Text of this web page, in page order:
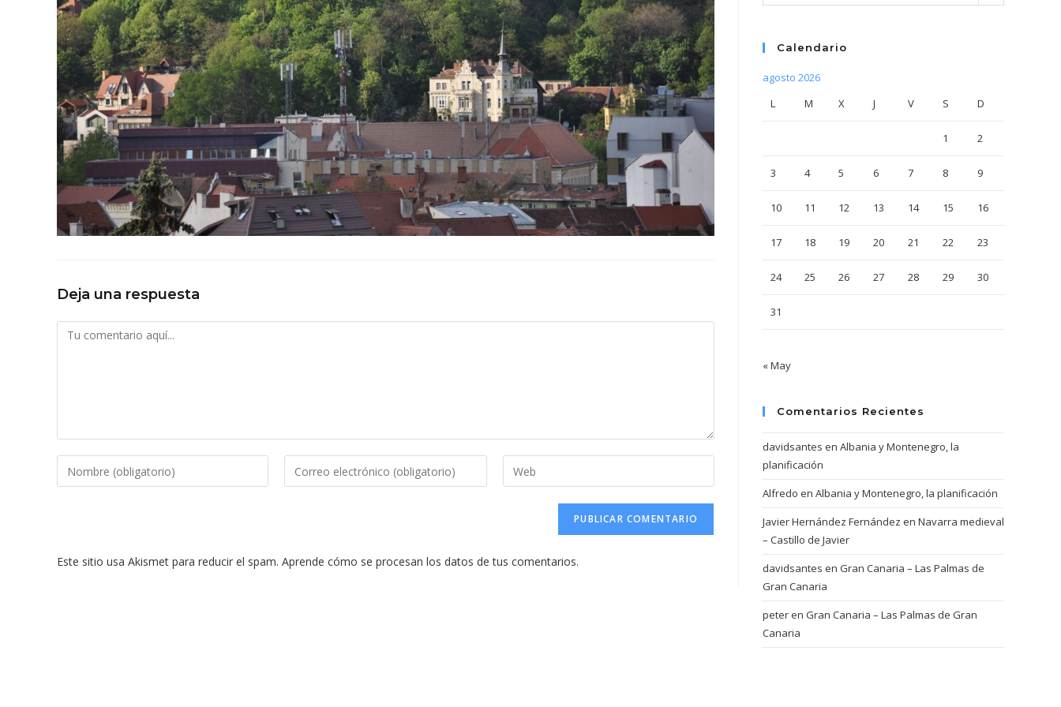
Deja una respuesta
Comentario
Introduce
tu
de
Introduce
tu
electrónico
Introduce
la
web
Este sitio usa Akismet para reducir el spam. Aprende cómo se procesan los datos de tus comentarios.
Calendario
agosto 2026
L
M X J V S D
1 2
3 4 5 6 7 8 9
10 11 12 13 14 15 16
17 18 19 20 21 22 23
24 25 26 27 28 29 30
31
« May
Comentarios Recientes
davidsantes en Albania y Montenegro, la
planificación
Alfredo en Albania y Montenegro, la planificación
Javier Hernández Fernández en Navarra medieval
– Castillo de Javier
davidsantes en Gran Canaria – Las Palmas de
Gran Canaria
peteren Gran Canaria – Las Palmas de Gran
Canaria